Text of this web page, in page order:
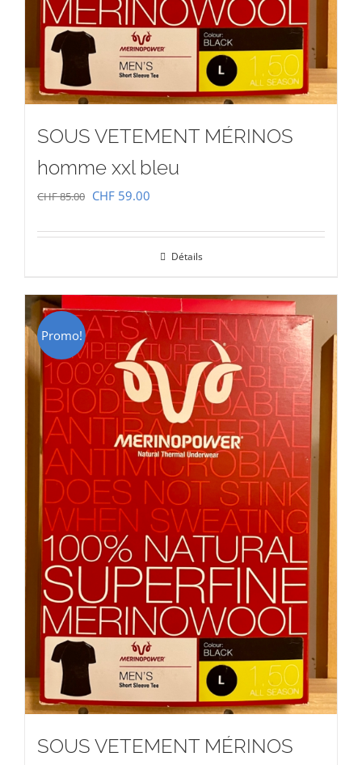
SOUS VETEMENT MÉRINOS
homme xxl bleu
CHF85.00 Le
initial
CHF 85.00.
CHF 59.00
actuel
CHF 59.00.
Détails
Promo!
SOUS VETEMENT MÉRINOS